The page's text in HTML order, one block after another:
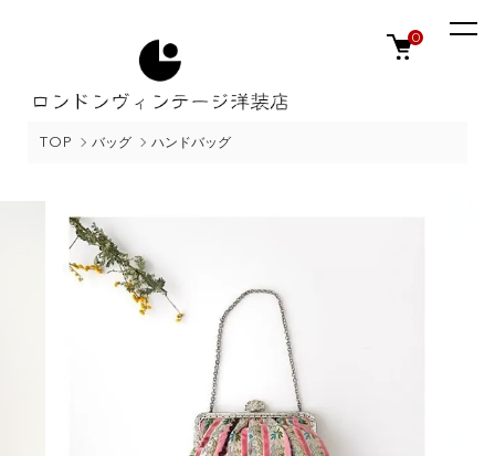
0
TOP バッグ ハンドバッグ